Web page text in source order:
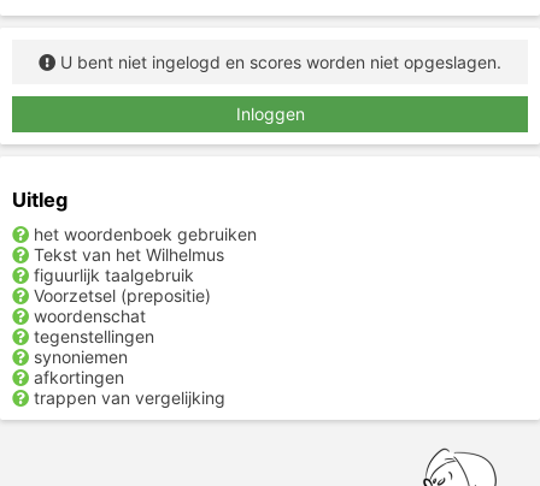
U bent niet ingelogd en scores worden niet opgeslagen.
Inloggen
Uitleg
het woordenboek gebruiken
Tekst van het Wilhelmus
figuurlijk taalgebruik
Voorzetsel (prepositie)
woordenschat
tegenstellingen
synoniemen
afkortingen
trappen van vergelijking